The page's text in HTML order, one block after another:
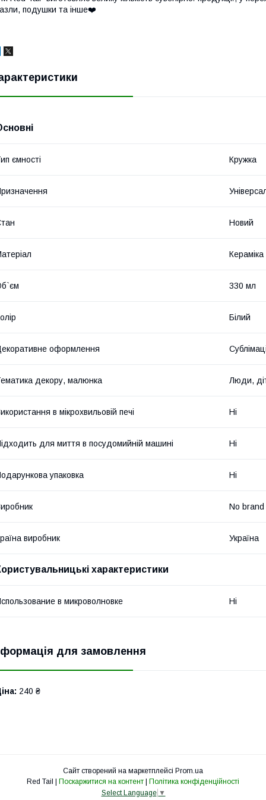
подушки та інше❤️
ємності Кружка
Новий
Кераміка
330 мл
Білий
оформлення
декору, малюнка Люди,
в мікрохвильовій печі Ні
для миття в посудомийній машині Ні
упаковка Ні
No brand
виробник Україна
характеристики
в микроволновке Ні
для замовлення
240 ₴
Сайт створений на маркетплейсі Prom.ua
Red Tail | Поскаржитися на контент | Політика конфіденційності
Select Language ▼